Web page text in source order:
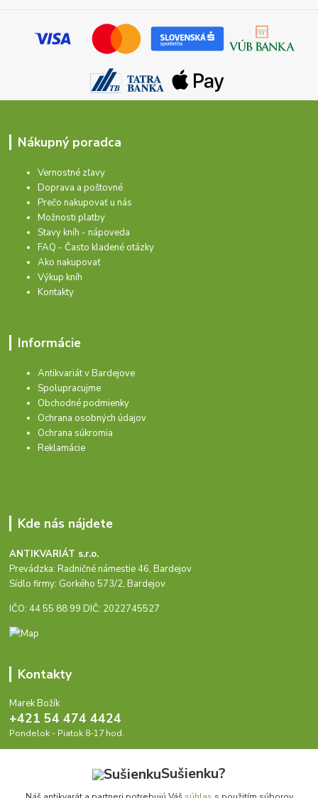
Nákupný poradca
Vernostné zľavy
Doprava a poštovné
Prečo nakupovať u nás
Možnosti platby
Stavy kníh - nápoveda
FAQ - Často kladené otázky
Ako nakupovať
Výkup kníh
Kontakty
Informácie
Antikvariát v Bardejove
Spolupracujme
Obchodné podmienky
Ochrana osobných údajov
Ochrana súkromia
Reklamácie
Kde nás nájdete
ANTIKVARIÁT s.r.o.
Prevádzka: Radničné námestie 46, Bardejov
Sídlo firmy: Gorkého 573/2, Bardejov
IČO: 44 55 88 99 DIČ: 2022745527
Kontakty
Marek Božík
+421 54 474 4424
Pondelok - Piatok 8-17 hod.
Sušienku?